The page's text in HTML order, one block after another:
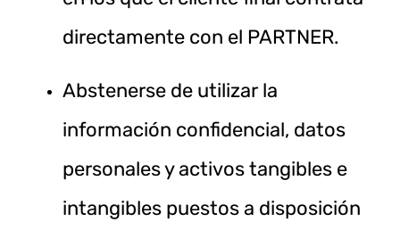
directamente con el PARTNER.
Abstenerse de utilizar la
información confidencial, datos
personales y activos tangibles e
intangibles puestos a disposición